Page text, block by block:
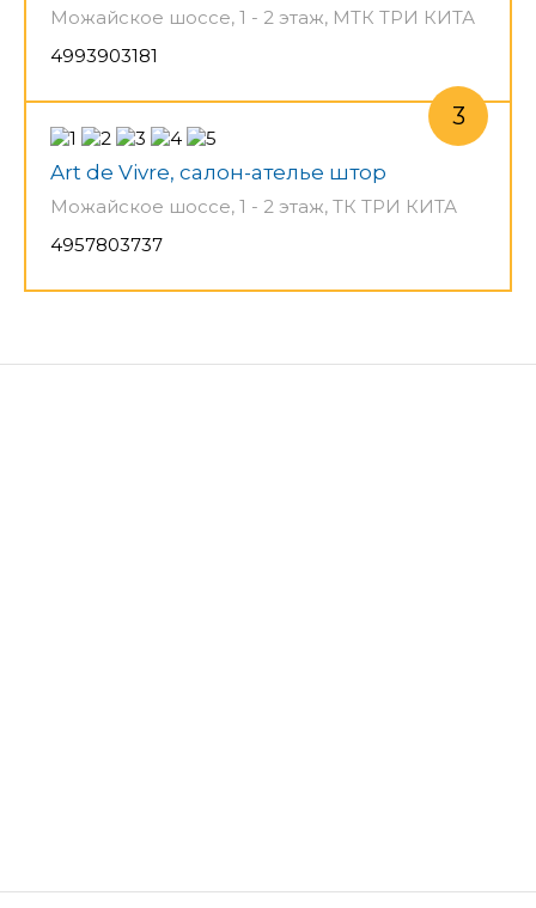
Можайское шоссе, 1 - 2 этаж, МТК ТРИ КИТА
4993903181
Art de Vivre, салон-ателье штор
Можайское шоссе, 1 - 2 этаж, ТК ТРИ КИТА
4957803737